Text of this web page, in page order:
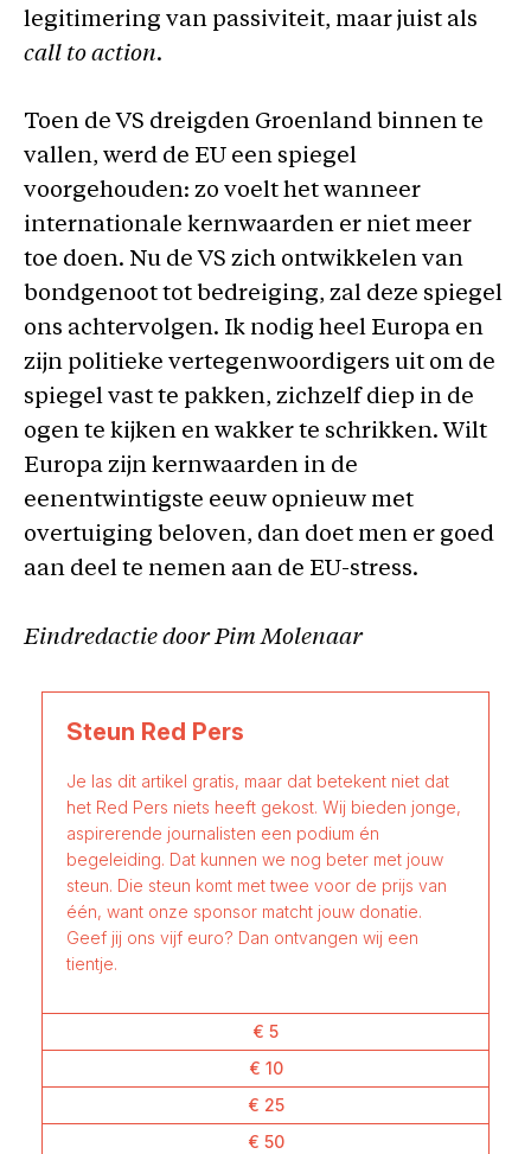
legitimering van passiviteit, maar juist als
call to action.
Toen de VS dreigden Groenland binnen te
vallen, werd de EU een spiegel
voorgehouden: zo voelt het wanneer
internationale kernwaarden er niet meer
toe doen. Nu de VS zich ontwikkelen van
bondgenoot tot bedreiging, zal deze spiegel
ons achtervolgen. Ik nodig heel Europa en
zijn politieke vertegenwoordigers uit om de
spiegel vast te pakken, zichzelf diep in de
ogen te kijken en wakker te schrikken. Wilt
Europa zijn kernwaarden in de
eenentwintigste eeuw opnieuw met
overtuiging beloven, dan doet men er goed
aan deel te nemen aan de EU-stress.
Eindredactie door Pim Molenaar
Steun Red Pers
Je las dit artikel gratis, maar dat betekent niet dat
het Red Pers niets heeft gekost. Wij bieden jonge,
aspirerende journalisten een podium én
begeleiding. Dat kunnen we nog beter met jouw
steun. Die steun komt met twee voor de prijs van
één, want onze sponsor matcht jouw donatie.
Geef jij ons vijf euro? Dan ontvangen wij een
tientje.
€ 5
€ 10
€ 25
€ 50